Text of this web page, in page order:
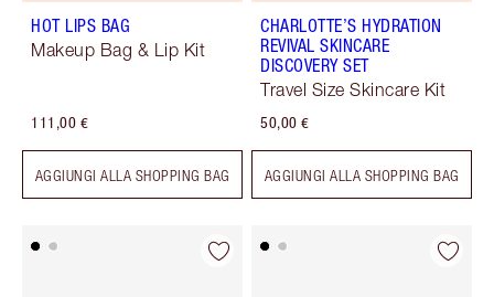
HOT LIPS BAG
Makeup Bag & Lip Kit
111,00 €
AGGIUNGI ALLA SHOPPING BAG
CHARLOTTE’S HYDRATION
REVIVAL SKINCARE
DISCOVERY SET
Travel Size Skincare Kit
50,00 €
AGGIUNGI ALLA SHOPPING BAG